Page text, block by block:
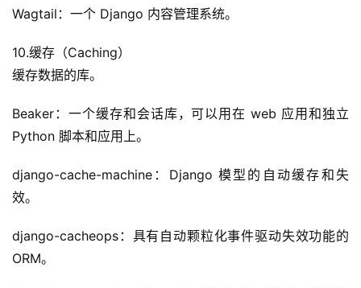
Wagtail：一个 Django 内容管理系统。
10.缓存（Caching）
缓存数据的库。
Beaker：一个缓存和会话库，可以用在 web 应用和独立
Python 脚本和应用上。
django-cache-machine：Django 模型的自动缓存和失
效。
django-cacheops：具有自动颗粒化事件驱动失效功能的
ORM。